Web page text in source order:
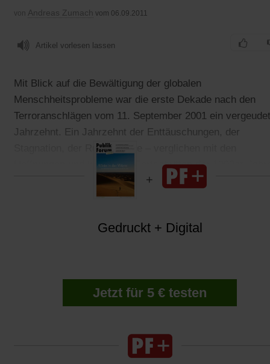
Tab)
von Andreas Zumach vom 06.09.2011
Artikel vorlesen lassen
Mit Blick auf die Bewältigung der globalen
Menschheitsprobleme war die erste Dekade nach den
Terroranschlägen vom 11. September 2001 ein
Jahrzehnt. Ein Jahrzehnt der Enttäuschungen, der
Stagnation, der Rückschritte – verglichen mit den
Hoffnungen und konkreten Fortschritten der 1990er-
Gedruckt + Digital
Jetzt für 5 € testen